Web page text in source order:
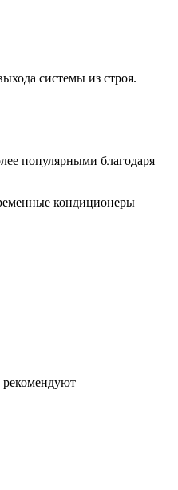
системы из строя.
популярными благодаря
кондиционеры
рекомендуют